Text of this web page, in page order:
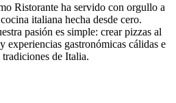
Ristorante ha servido con orgullo a
italiana hecha desde cero.
pasión es simple: crear pizzas al
experiencias gastronómicas cálidas e
de Italia.